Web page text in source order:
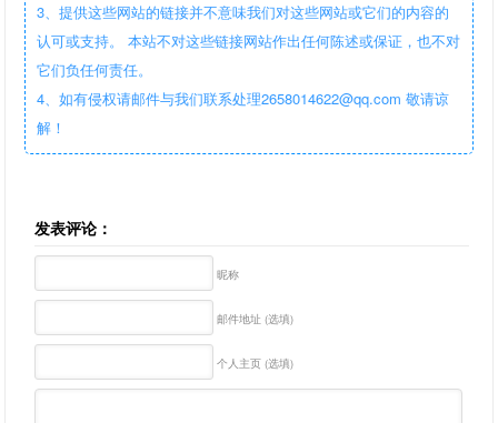
3、提供这些网站的链接并不意味我们对这些网站或它们的内容的
认可或支持。 本站不对这些链接网站作出任何陈述或保证，也不对
它们负任何责任。
4、如有侵权请邮件与我们联系处理2658014622@qq.com 敬请谅
解！
发表评论：
昵称
邮件地址 (选填)
个人主页 (选填)